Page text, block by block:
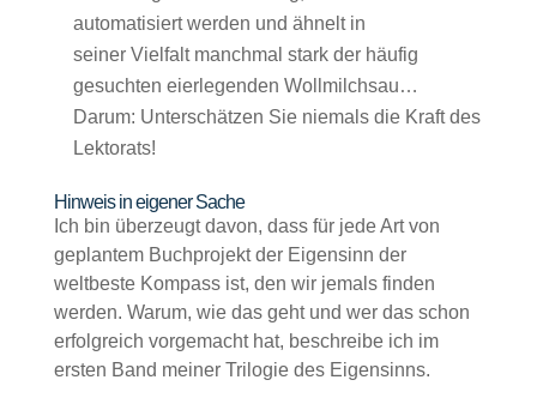
automatisiert werden und ähnelt in
seiner Vielfalt manchmal stark der häufig
gesuchten eierlegenden Wollmilchsau…
Darum: Unterschätzen Sie niemals die Kraft des
Lektorats!
Hinweis in eigener Sache
Ich bin überzeugt davon, dass für jede Art von
geplantem Buchprojekt der Eigensinn der
weltbeste Kompass ist, den wir jemals finden
werden. Warum, wie das geht und wer das schon
erfolgreich vorgemacht hat, beschreibe ich im
ersten Band meiner Trilogie des Eigensinns.